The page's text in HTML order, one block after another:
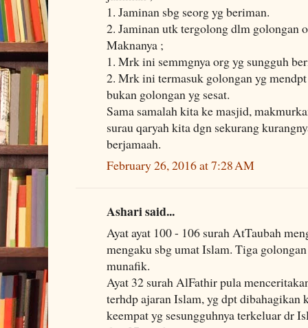
1. Jaminan sbg seorg yg beriman.
2. Jaminan utk tergolong dlm golongan
Maknanya ;
1. Mrk ini semmgnya org yg sungguh
2. Mrk ini termasuk golongan yg
bukan golongan yg sesat.
Sama samalah kita ke masjid,
surau qaryah kita dgn sekurang
berjamaah.
February 26, 2016 at 7:28 AM
Ashari said...
Ayat ayat 100 - 106 surah AtTaubah
mengaku sbg umat Islam. Tiga
munafik.
Ayat 32 surah AlFathir pula
terhdp ajaran Islam, yg dpt dibahagikan
keempat yg sesungguhnya terkeluar dr